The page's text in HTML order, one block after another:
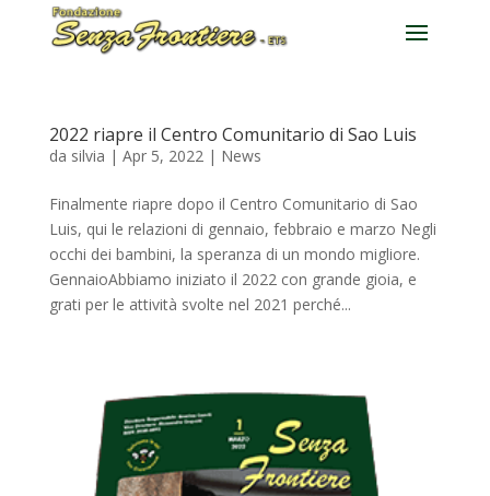
2022 riapre il Centro Comunitario di Sao Luis
da silvia | Apr 5, 2022| News
Finalmente riapre dopo il Centro Comunitario di Sao
Luis, qui le relazioni di gennaio, febbraio e marzo Negli
occhi dei bambini, la speranza di un mondo migliore.
GennaioAbbiamo iniziato il 2022 con grande gioia, e
grati per le attività svolte nel 2021 perché...